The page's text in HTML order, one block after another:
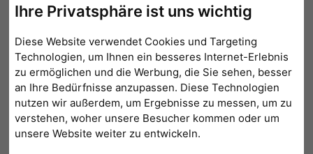
Ihre Privatsphäre ist uns wichtig
Diese Website verwendet Cookies und Targeting
Technologien, um Ihnen ein besseres Internet-Erlebnis
zu ermöglichen und die Werbung, die Sie sehen, besser
an Ihre Bedürfnisse anzupassen. Diese Technologien
nutzen wir außerdem, um Ergebnisse zu messen, um zu
verstehen, woher unsere Besucher kommen oder um
unsere Website weiter zu entwickeln.
Kunststoff-Bilderrahmen
Mars